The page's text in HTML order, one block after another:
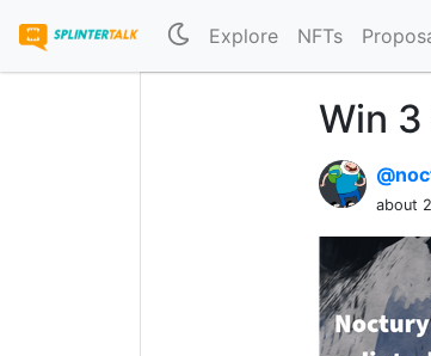
Explore NFTs
Win
about